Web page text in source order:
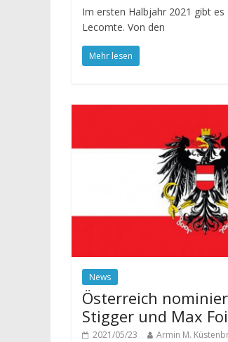
Im ersten Halbjahr 2021 gibt
Lecomte. Von den
Mehr lesen
News
Österreich
Stigger und Max
2021/05/23 Armin M.